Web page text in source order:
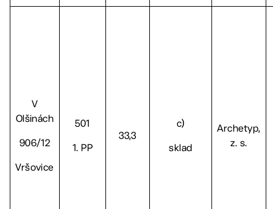
V
Olšinách
906/12
Vršovice
501
1. PP
33,3
c)
sklad
Archetyp,
z. s.